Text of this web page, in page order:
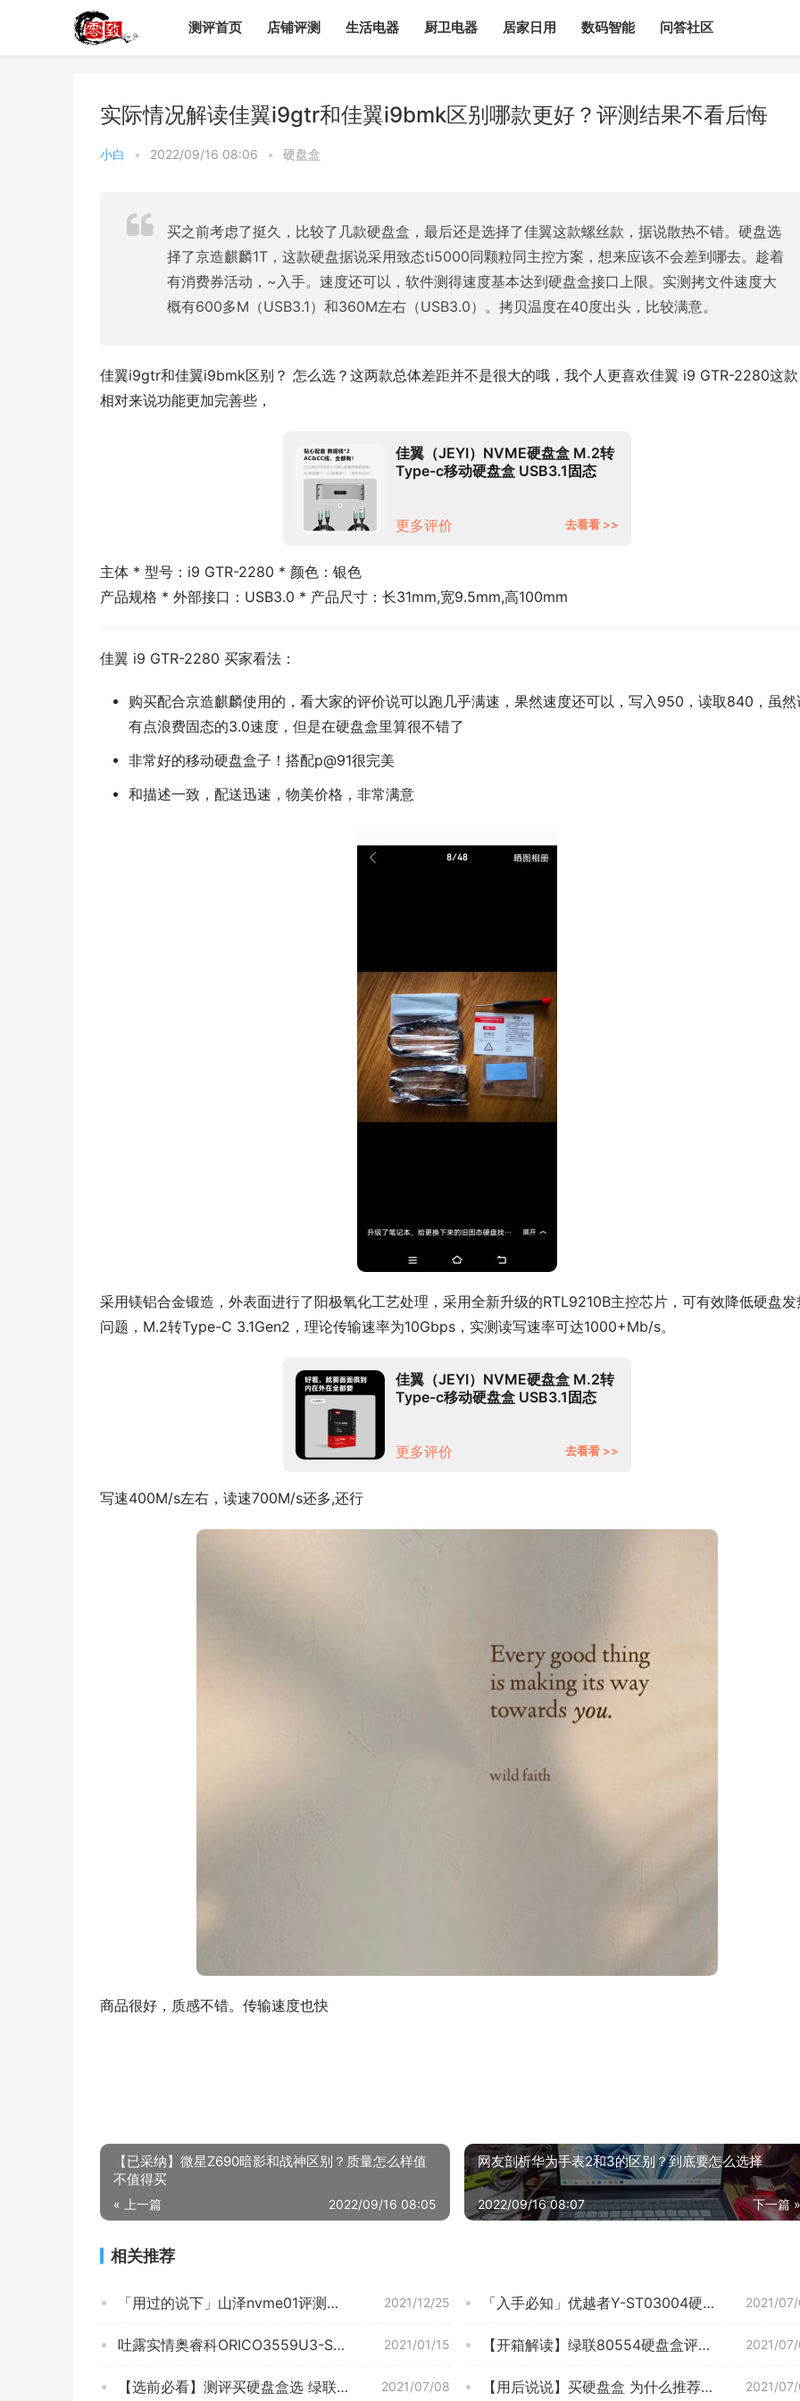
测评首页 店铺评测 生活电器 厨卫电器 居家日用 数码智能 问答社区
实际情况解读佳翼i9gtr和佳翼i9bmk区别哪款更好？评测结果不看后悔
小白 • 2022/09/16 08:06 • 硬盘盒
买之前考虑了挺久，比较了几款硬盘盒，最后还是选择了佳翼这款螺丝款，据说散热不错。硬盘选
择了京造麒麟1T，这款硬盘据说采用致态ti5000同颗粒同主控方案，想来应该不会差到哪去。趁着
有消费券活动，~入手。速度还可以，软件测得速度基本达到硬盘盒接口上限。实测拷文件速度大
概有600多M（USB3.1）和360M左右（USB3.0）。拷贝温度在40度出头，比较满意。
佳翼i9gtr和佳翼i9bmk区别？ 怎么选？这两款总体差距并不是很大的哦，我个人更喜欢佳翼 i9 GTR-2280这
相对来说功能更加完善些，
佳翼（JEYI）NVME硬盘盒 M.2转
Type-c移动硬盘盒 USB3.1固态
更多评价
去看看 >>
主体 * 型号：i9 GTR-2280 * 颜色：银色
产品规格 * 外部接口：USB3.0 * 产品尺寸：长31mm,宽9.5mm,高100mm
佳翼 i9 GTR-2280 买家看法：
购买配合京造麒麟使用的，看大家的评价说可以跑几乎满速，果然速度还可以，写入950，读取840，虽然
有点浪费固态的3.0速度，但是在硬盘盒里算很不错了
非常好的移动硬盘盒子！搭配p@91很完美
和描述一致，配送迅速，物美价格，非常满意
采用镁铝合金锻造，外表面进行了阳极氧化工艺处理，采用全新升级的RTL9210B主控芯片，可有效降低硬盘发
问题，M.2转Type-C 3.1Gen2，理论传输速率为10Gbps，实测读写速率可达1000+Mb/s。
佳翼（JEYI）NVME硬盘盒 M.2转
Type-c移动硬盘盒 USB3.1固态
更多评价
去看看 >>
写速400M/s左右，读速700M/s还多,还行
商品很好，质感不错。传输速度也快
【已采纳】微星Z690暗影和战神区别？质量怎么样值
不值得买
« 上一篇 2022/09/16 08:05
网友剖析华为手表2和3的区别？到底要怎么选择
下一篇 »
2022/09/16 08:07
相关推荐
2021/12/25
「用过的说下」山泽nvme01评测？质量到底怎么样好不好 2021/
「入手必知」优越者Y-ST03004硬盘盒功能评测结果，看看买家怎么样评价的
2021/01/15
吐露实情奥睿科ORICO3559U3-SV-BP硬盘盒质量评测怎么样好不好用？ 2021/
【开箱解读】绿联80554硬盘盒评测结果怎么样？不值得买吗？
2021/07/08
【选前必看】测评买硬盘盒选 绿联10902 为什么后悔？达人分享质量怎么样？ 2021/
【用后说说】买硬盘盒 为什么推荐 奥睿科6218US3？评测质量怎么样？真的好吗！